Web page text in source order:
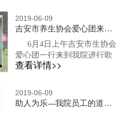
并对六和利生公益爱心团队
的到来致以衷心的欢迎。六
和利生公益爱心团队的代表
也上台发言祝福各位爷爷奶
奶们福如东海，寿比南山。
爷奶奶。正文图片来源
unsplash可商用贴纸来源：秀
关键词：人、粉、花封面图
片及字体使用秀米生成长图
截图图片文字请自行替换...
2019-06-09
吉安市养生协会爱心团来院演出
6月4日上午吉安市生协会
爱心团一行来到我院进行歌
舞表演爱心团的成员们带来
动的舞蹈表演，也有动听的
独唱环节，更有活力四射的
查看详情>>
2019-06-09
助人为乐---我院员工的道德榜样